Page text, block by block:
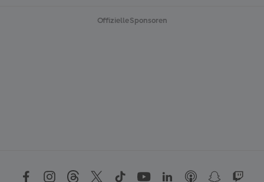
Offizielle Sponsoren